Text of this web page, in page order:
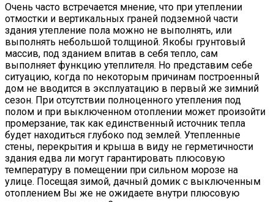
Очень часто встречается мнение, что при утеплении
отмостки и вертикальных граней подземной части
здания утепление пола можно не выполнять, или
выполнять небольшой толщиной. Якобы грунтовый
массив, под зданием впитав в себя тепло, сам
выполняет функцию утеплителя. Но представим себе
ситуацию, когда по некоторым причинам построенный
дом не вводится в эксплуатацию в первый же зимний
сезон. При отсутствии полноценного утепления под
полом и при выключенном отоплении может произойти
промерзание, так как единственный источник тепла
будет находиться глубоко под землей. Утепленные
стены, перекрытия и крыша в виду не герметичности
здания едва ли могут гарантировать плюсовую
температуру в помещении при сильном морозе на
улице. Посещая зимой, дачный домик с выключенным
отоплением Вы же не ожидаете внутри плюсовую